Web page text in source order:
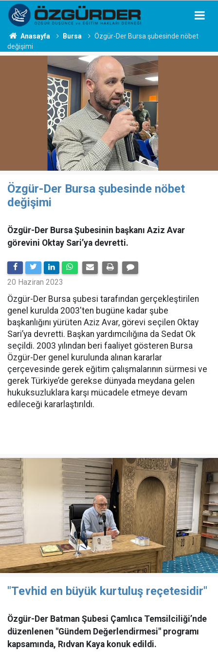
Anasayfa Bursa
Özgür-Der Bursa şubesinde nöbet
değişimi
Özgür-Der Bursa şubesinde nöbet
değişimi
​​​​​​​Özgür-Der Bursa Şubesinin başkanı Aziz Avar
görevini Oktay Sari’ya devretti.
20 Haziran 2023
Özgür-Der Bursa şubesi tarafından gerçekleştirilen
genel kurulda 2003'ten bugüne kadar şube
başkanlığını yürüten Aziz Avar, görevi seçilen Oktay
Sari’ya devretti. Başkan yardımcılığına da Sedat Ok
seçildi. 2003 yılından beri faaliyet gösteren Bursa
Özgür-Der genel kurulunda alınan kararlar
çerçevesinde gerek eğitim çalışmalarının sürmesi ve
gerek Türkiye’de gerekse dünyada meydana gelen
hukuksuzluklara karşı mücadele etmeye devam
edileceği kararlaştırıldı.
"Tevhid en büyük kurtuluş reçetesidir"
Özgür-Der Batman Şubesi Çamlıca Temsilciliği’nde
düzenlenen "Gündem Değerlendirmesi" programı
kapsamında, Rıdvan Kaya konuk edildi.